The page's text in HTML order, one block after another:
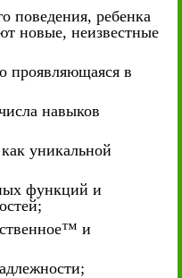
поведения, ребенка
новые, неизвестные
проявляющаяся в
навыков
уникальной
функций и
и